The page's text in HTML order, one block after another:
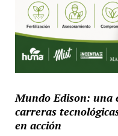
Mundo Edison: una
carreras
en acción